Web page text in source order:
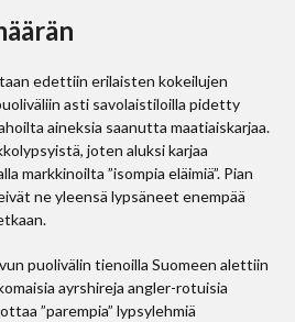
edettiin erilaisten kokeilujen
asti savolaistiloilla pidetty
aineksia saanutta maatiaiskarjaa.
joten aluksi karjaa
markkinoilta ”isompia eläimiä”. Pian
ne yleensä lypsäneet enempää
puolivälin tienoilla Suomeen alettiin
ayrshire­ja angler-rotuisia
”parempia” lypsylehmiä